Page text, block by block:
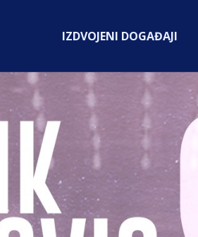
IZDVOJENI DOGAĐAJI